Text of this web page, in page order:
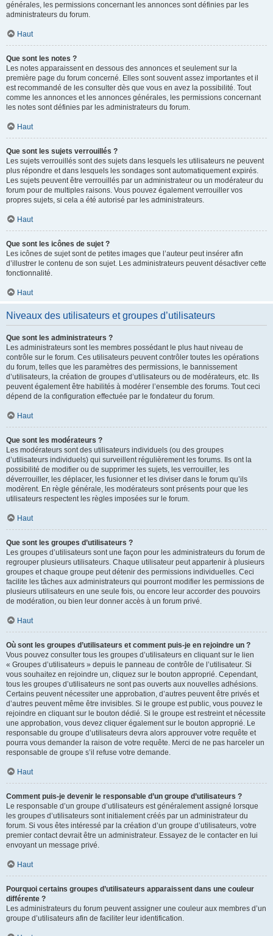
générales, les permissions concernant les annonces sont définies par les
administrateurs du forum.
Haut
Que sont les notes ?
Les notes apparaissent en dessous des annonces et seulement sur la
première page du forum concerné. Elles sont souvent assez importantes et il
est recommandé de les consulter dès que vous en avez la possibilité. Tout
comme les annonces et les annonces générales, les permissions concernant
les notes sont définies par les administrateurs du forum.
Haut
Que sont les sujets verrouillés ?
Les sujets verrouillés sont des sujets dans lesquels les utilisateurs ne peuvent
plus répondre et dans lesquels les sondages sont automatiquement expirés.
Les sujets peuvent être verrouillés par un administrateur ou un modérateur du
forum pour de multiples raisons. Vous pouvez également verrouiller vos
propres sujets, si cela a été autorisé par les administrateurs.
Haut
Que sont les icônes de sujet ?
Les icônes de sujet sont de petites images que l’auteur peut insérer afin
d’illustrer le contenu de son sujet. Les administrateurs peuvent désactiver cette
fonctionnalité.
Haut
Niveaux des utilisateurs et groupes d’utilisateurs
Que sont les administrateurs ?
Les administrateurs sont les membres possédant le plus haut niveau de
contrôle sur le forum. Ces utilisateurs peuvent contrôler toutes les opérations
du forum, telles que les paramètres des permissions, le bannissement
d’utilisateurs, la création de groupes d’utilisateurs ou de modérateurs, etc. Ils
peuvent également être habilités à modérer l’ensemble des forums. Tout ceci
dépend de la configuration effectuée par le fondateur du forum.
Haut
Que sont les modérateurs ?
Les modérateurs sont des utilisateurs individuels (ou des groupes
d’utilisateurs individuels) qui surveillent régulièrement les forums. Ils ont la
possibilité de modifier ou de supprimer les sujets, les verrouiller, les
déverrouiller, les déplacer, les fusionner et les diviser dans le forum qu’ils
modèrent. En règle générale, les modérateurs sont présents pour que les
utilisateurs respectent les règles imposées sur le forum.
Haut
Que sont les groupes d’utilisateurs ?
Les groupes d’utilisateurs sont une façon pour les administrateurs du forum de
regrouper plusieurs utilisateurs. Chaque utilisateur peut appartenir à plusieurs
groupes et chaque groupe peut détenir des permissions individuelles. Ceci
facilite les tâches aux administrateurs qui pourront modifier les permissions de
plusieurs utilisateurs en une seule fois, ou encore leur accorder des pouvoirs
de modération, ou bien leur donner accès à un forum privé.
Haut
Où sont les groupes d’utilisateurs et comment puis-je en rejoindre un ?
Vous pouvez consulter tous les groupes d’utilisateurs en cliquant sur le lien
« Groupes d’utilisateurs » depuis le panneau de contrôle de l’utilisateur. Si
vous souhaitez en rejoindre un, cliquez sur le bouton approprié. Cependant,
tous les groupes d’utilisateurs ne sont pas ouverts aux nouvelles adhésions.
Certains peuvent nécessiter une approbation, d’autres peuvent être privés et
d’autres peuvent même être invisibles. Si le groupe est public, vous pouvez le
rejoindre en cliquant sur le bouton dédié. Si le groupe est restreint et nécessite
une approbation, vous devez cliquer également sur le bouton approprié. Le
responsable du groupe d’utilisateurs devra alors approuver votre requête et
pourra vous demander la raison de votre requête. Merci de ne pas harceler un
responsable de groupe s’il refuse votre demande.
Haut
Comment puis-je devenir le responsable d’un groupe d’utilisateurs ?
Le responsable d’un groupe d’utilisateurs est généralement assigné lorsque
les groupes d’utilisateurs sont initialement créés par un administrateur du
forum. Si vous êtes intéressé par la création d’un groupe d’utilisateurs, votre
premier contact devrait être un administrateur. Essayez de le contacter en lui
envoyant un message privé.
Haut
Pourquoi certains groupes d’utilisateurs apparaissent dans une couleur
différente ?
Les administrateurs du forum peuvent assigner une couleur aux membres d’un
groupe d’utilisateurs afin de faciliter leur identification.